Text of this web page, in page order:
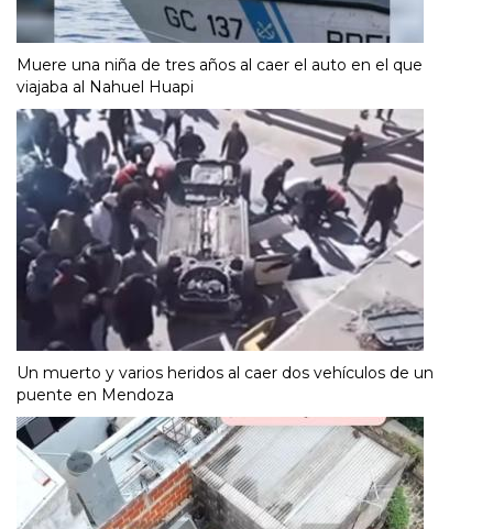
Muere una niña de tres años al caer el auto en el que
viajaba al Nahuel Huapi
Un muerto y varios heridos al caer dos vehículos de un
puente en Mendoza